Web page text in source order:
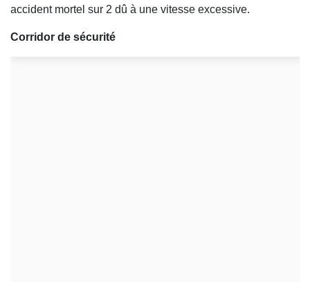
accident mortel sur 2 dû à une vitesse excessive.
Corridor de sécurité